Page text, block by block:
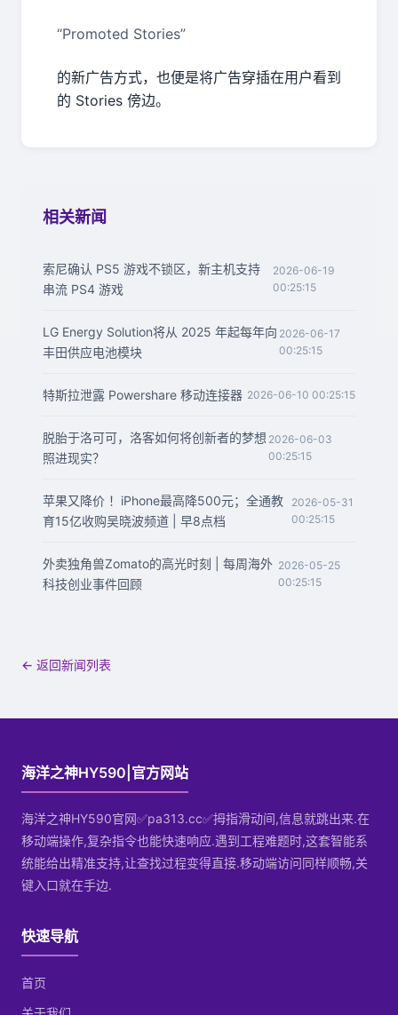
“Promoted Stories”
的新广告方式，也便是将广告穿插在用户看到
的 Stories 傍边。
相关新闻
索尼确认 PS5 游戏不锁区，新主机支持
串流 PS4 游戏
2026-06-19
00:25:15
LG Energy Solution将从 2025 年起每年向
丰田供应电池模块
2026-06-17
00:25:15
特斯拉泄露 Powershare 移动连接器 2026-06-10 00:25:15
脱胎于洛可可，洛客如何将创新者的梦想
照进现实？
2026-06-03
00:25:15
苹果又降价 ！iPhone最高降500元；全通教
育15亿收购吴晓波频道 | 早8点档
2026-05-31
00:25:15
外卖独角兽Zomato的高光时刻 | 每周海外
科技创业事件回顾
2026-05-25
00:25:15
← 返回新闻列表
海洋之神HY590|官方网站
海洋之神HY590官网✅pa313.cc✅拇指滑动间,信息就跳出来.在
移动端操作,复杂指令也能快速响应.遇到工程难题时,这套智能系
统能给出精准支持,让查找过程变得直接.移动端访问同样顺畅,关
键入口就在手边.
快速导航
首页